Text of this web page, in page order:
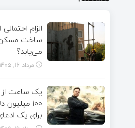
الزام
ساخت مسکن
می‌یابد؟
مرداد ۱۶, ۱۴۰۵
یک ساعت از
۱۰۰
برای یک